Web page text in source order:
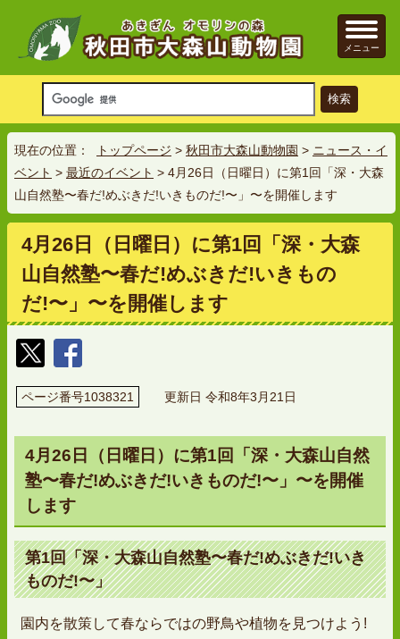
メニュー
現在の位置： トップページ > 秋田市大森山動物園 > ニュース・イ
ベント > 最近のイベント > 4月26日（日曜日）に第1回「深・大森
山自然塾〜春だ!めぶきだ!いきものだ!〜」〜を開催します
4月26日（日曜日）に第1回「深・大森
山自然塾〜春だ!めぶきだ!いきもの
だ!〜」〜を開催します
ページ番号1038321 更新日 令和8年3月21日
4月26日（日曜日）に第1回「深・大森山自然
塾〜春だ!めぶきだ!いきものだ!〜」〜を開催
します
第1回「深・大森山自然塾〜春だ!めぶきだ!いき
ものだ!〜」
園内を散策して春ならではの野鳥や植物を見つけよう!